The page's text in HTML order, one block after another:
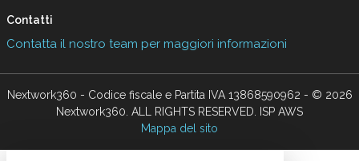
Contatti
Contatta il nostro team per maggiori informazioni
Nextwork360 - Codice fiscale e Partita IVA 13868590962 - © 2026
Nextwork360. ALL RIGHTS RESERVED. ISP AWS
Mappa del sito